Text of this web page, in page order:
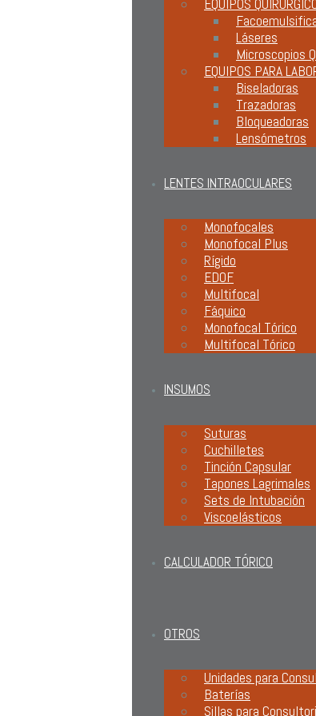
EQUIPOS
Láseres
Microscopios
EQUIPOS PARA
Biseladoras
Trazadoras
Bloqueadoras
Lensómetros
LENTES INTRAOCULARES
Monofocales
Monofocal Plus
Rígido
EDOF
Multifocal
Fáquico
Monofocal Tórico
Multifocal Tórico
INSUMOS
Suturas
Cuchilletes
Tinción Capsular
Tapones Lagrimales
Sets de Intubación
Viscoelásticos
CALCULADOR TÓRICO
OTROS
Unidades para
Baterías
Sillas para